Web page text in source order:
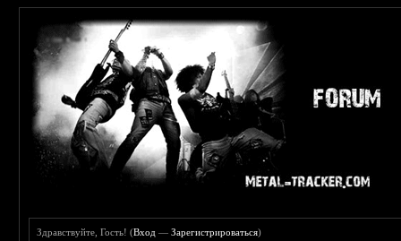
Здравствуйте, Гость! (Вход —Зарегистрироваться)